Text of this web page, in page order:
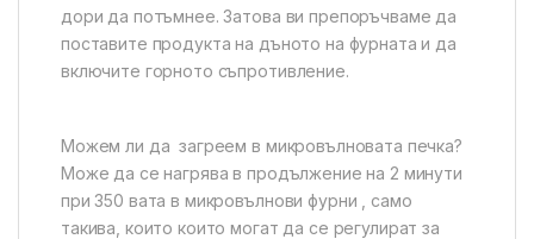
дори да потъмнее. Затова ви препоръчваме да
поставите продукта на дъното на фурната и да
включите горното съпротивление.
Можем ли да загреем в микровълновата печка?
Може да се нагрява в продължение на 2 минути
при 350 вата в микровълнови фурни , само
такива, които които могат да се регулират за